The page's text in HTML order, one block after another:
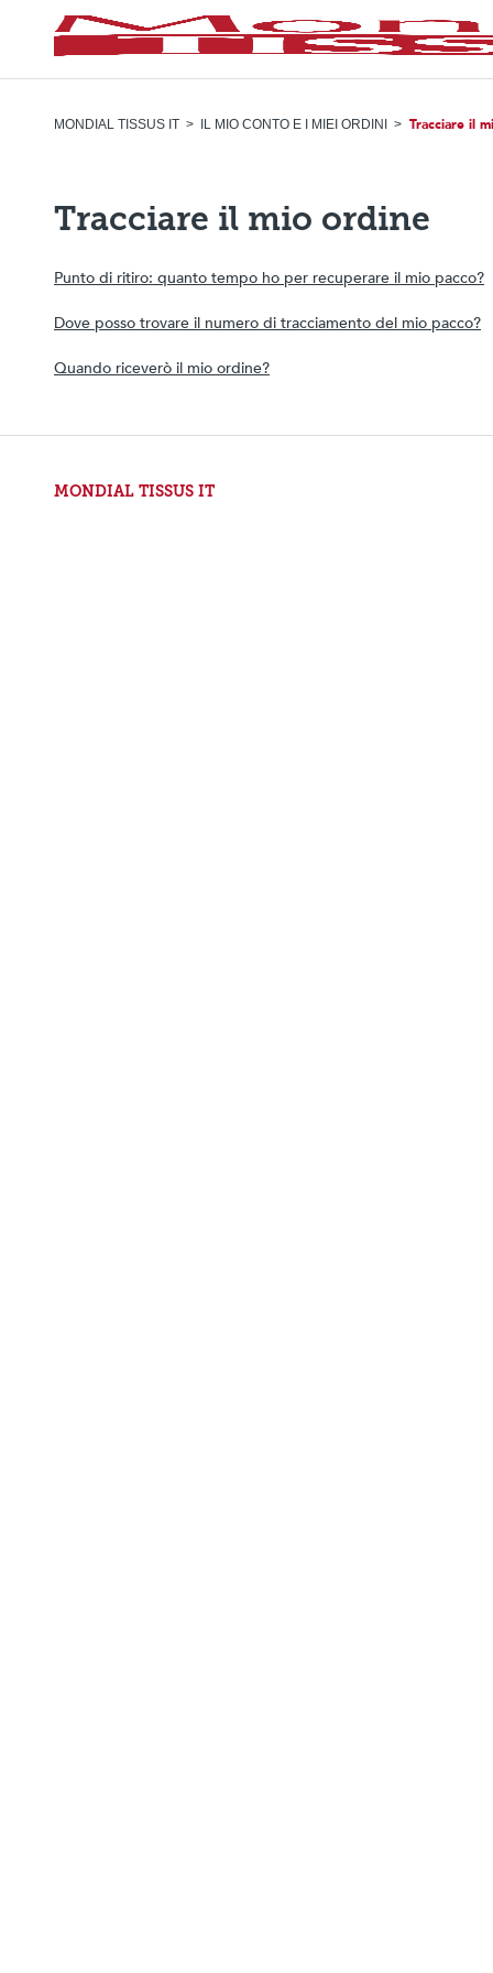
MONDIAL TISSUS IT IL MIO CONTO E I MIEI ORDINI Tracciare il
Tracciare il mio ordine
Punto di ritiro: quanto tempo ho per recuperare il mio pacco?
Dove posso trovare il numero di tracciamento del mio pacco?
Quando riceverò il mio ordine?
MONDIAL TISSUS IT